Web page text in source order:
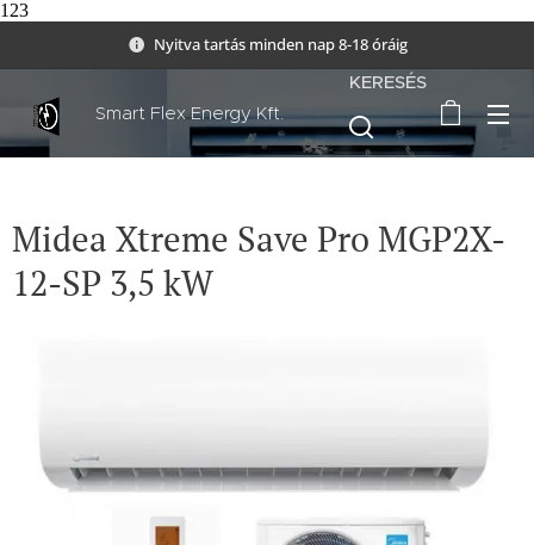
123
Nyitva tartás minden nap 8-18 óráig
Smart Flex Energy Kft.
KERESÉS
Midea Xtreme Save Pro MGP2X-
12-SP 3,5 kW